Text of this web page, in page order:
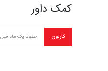
کمک داور
کارتون حدود یک ماه قبل